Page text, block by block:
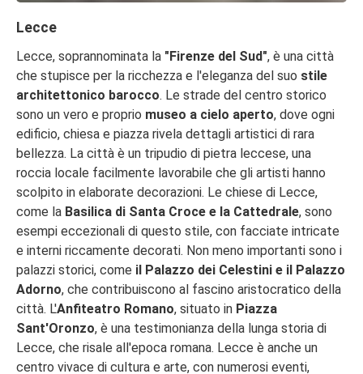
Lecce
Lecce, soprannominata la "Firenze del Sud", è una città
che stupisce per la ricchezza e l'eleganza del suo stile
architettonico barocco. Le strade del centro storico
sono un vero e proprio museo a cielo aperto, dove ogni
edificio, chiesa e piazza rivela dettagli artistici di rara
bellezza. La città è un tripudio di pietra leccese, una
roccia locale facilmente lavorabile che gli artisti hanno
scolpito in elaborate decorazioni. Le chiese di Lecce,
come la Basilica di Santa Croce e la Cattedrale, sono
esempi eccezionali di questo stile, con facciate intricate
e interni riccamente decorati. Non meno importanti sono i
palazzi storici, come il Palazzo dei Celestini e il Palazzo
Adorno, che contribuiscono al fascino aristocratico della
città. L'Anfiteatro Romano, situato in Piazza
Sant'Oronzo, è una testimonianza della lunga storia di
Lecce, che risale all'epoca romana. Lecce è anche un
centro vivace di cultura e arte, con numerosi eventi,